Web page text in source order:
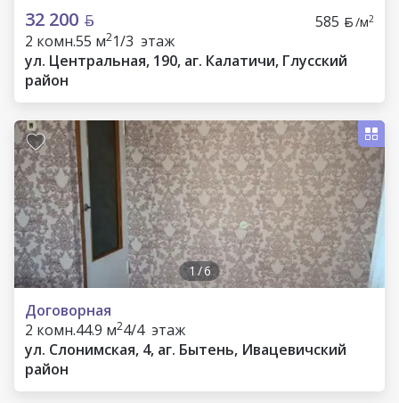
32 200 585 /м2
2 комн.55 м21/3 этаж
ул. Центральная, 190, аг. Калатичи, Глусский
район
1/6
Договорная
2 комн.44.9 м24/4 этаж
ул. Слонимская, 4, аг. Бытень, Ивацевичский
район